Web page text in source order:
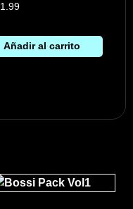
1.99
Añadir al carrito